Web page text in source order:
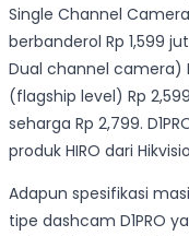
Single Channel
berbanderol Rp 1,599
Dual channel camera)
(flagship level) Rp
seharga Rp 2,799.
produk HIRO dari
Adapun spesifikasi
tipe dashcam D1PRO